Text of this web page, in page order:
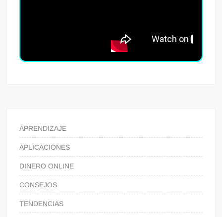
APRENDIZAJE
APLICACIONES
DINERO ONLINE
CONSEJOS
TENDENCIAS